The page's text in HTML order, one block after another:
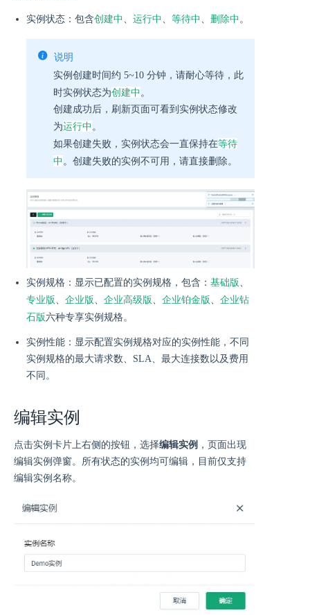
实例状态：包含创建中、 运行中、 等待中、 删除中。
说明
实例创建时间约 5~10 分钟，请耐心等待，此
时实例状态为创建中。
创建成功后，刷新页面可看到实例状态修改
为运行中。
如果创建失败，实例状态会一直保持在等待
中。创建失败的实例不可用，请直接删除。
实例规格：显示已配置的实例规格，包含： 基础版、
专业版、 企业版、 企业高级版、 企业铂金版、 企业钻
石版六种专享实例规格。
实例性能：显示配置实例规格对应的实例性能，不同
实例规格的最大请求数、SLA、最大连接数以及费用
不同。
编辑实例
点击实例卡片上右侧的按钮，选择编辑实例 ，页面出现
编辑实例弹窗。所有状态的实例均可编辑，目前仅支持
编辑实例名称。